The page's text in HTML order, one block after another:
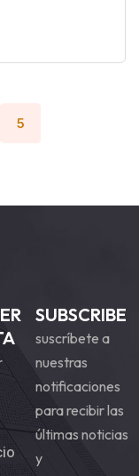
5
SUBSCRIBE
suscríbete a
nuestras
notificaciones
para recibir las
últimas noticias
y